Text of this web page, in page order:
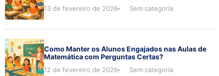
13 de fevereiro de 2026 Sem categoria
Como Manter os Alunos Engajados nas Aulas de
Matemática com Perguntas Certas?
12 de fevereiro de 2026 Sem categoria